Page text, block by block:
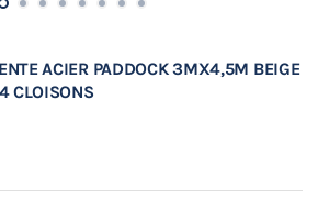
ACIER PADDOCK 3MX4,5M BEIGE
CLOISONS